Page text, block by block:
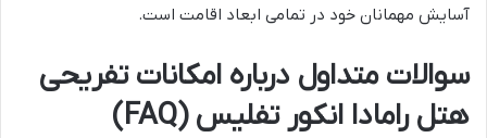
آسایش مهمانان خود در تمامی ابعاد اقامت است.
سوالات متداول درباره امکانات تفریحی
هتل رامادا انکور تفلیس (FAQ)